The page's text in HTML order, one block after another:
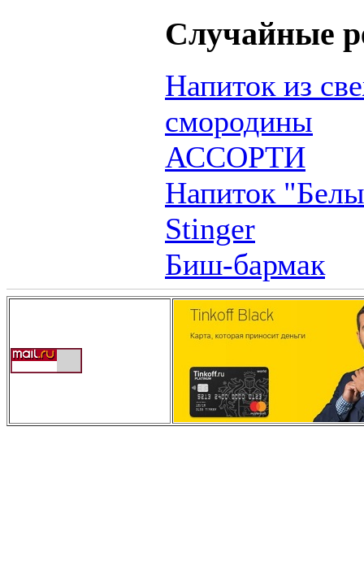
Случайные
Напиток из
смородины
АССОРТИ
Напиток
Stinger
Биш-бармак